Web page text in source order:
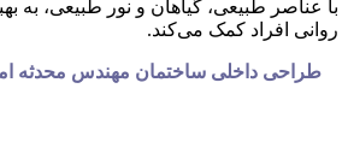
با عناصر طبیعی، گیاهان و نور طبیعی، به
روانی افراد کمک می‌کند.
طراحی داخلی ساختمان مهندس محدثه